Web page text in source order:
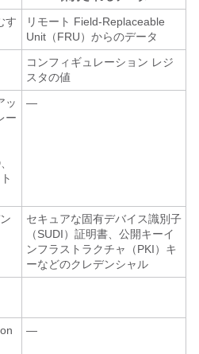
す
リモート Field-Replaceable
Unit（FRU）からのデータ
コンフィギュレーション レジ
スタの値
ッ
ー
—
セキュアな固有デバイス識別子
（SUDI）証明書、公開キーイ
ンフラストラクチャ（PKI）キ
ーなどのクレデンシャル
—